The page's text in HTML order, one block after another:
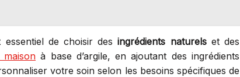
essentiel de choisir desingrédients naturelset des
maison à base d’argile, en ajoutant des ingrédients
votre soin selon les besoins spécifiques de